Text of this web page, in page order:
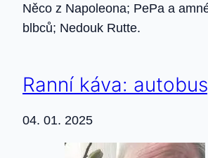
Něco z Napoleona; PePa a
blbců; Nedouk Rutte.
Ranní káva:
04. 01. 2025